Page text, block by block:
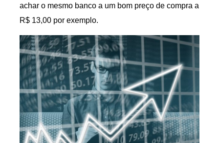
achar o mesmo banco a um bom preço de compra a
R$ 13,00 por exemplo.